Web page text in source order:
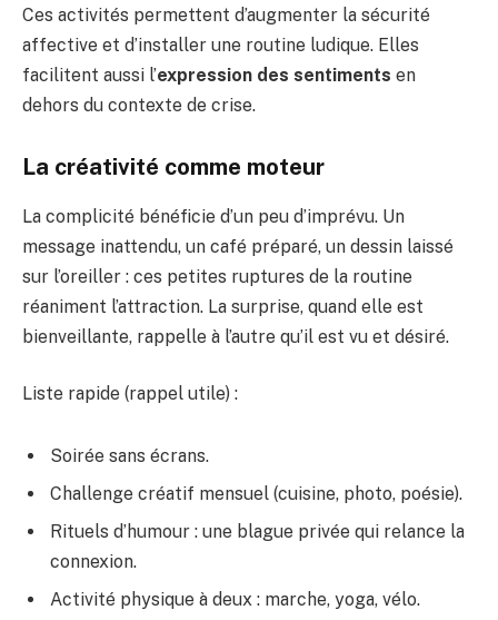
Ces activités permettent d’augmenter la sécurité
affective et d’installer une routine ludique. Elles
facilitent aussi l’expression des sentiments en
dehors du contexte de crise.
La créativité comme moteur
La complicité bénéficie d’un peu d’imprévu. Un
message inattendu, un café préparé, un dessin laissé
sur l’oreiller : ces petites ruptures de la routine
réaniment l’attraction. La surprise, quand elle est
bienveillante, rappelle à l’autre qu’il est vu et désiré.
Liste rapide (rappel utile) :
Soirée sans écrans.
Challenge créatif mensuel (cuisine, photo, poésie).
Rituels d’humour : une blague privée qui relance la
connexion.
Activité physique à deux : marche, yoga, vélo.